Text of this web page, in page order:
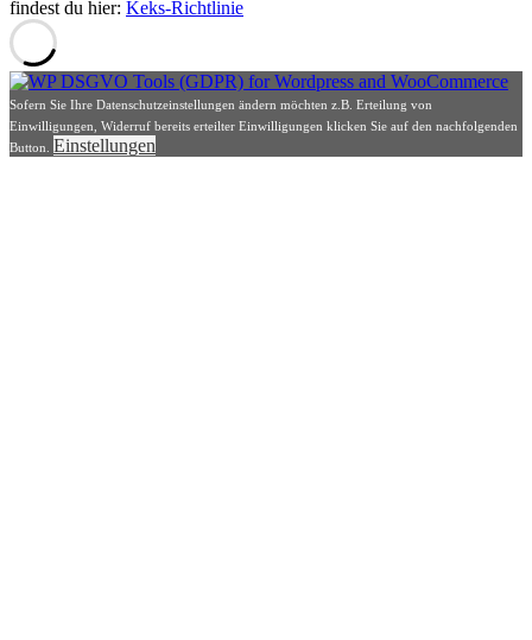
findest du hier: Keks-Richtlinie
Sofern Sie Ihre Datenschutzeinstellungen ändern möchten z.B. Erteilung von
Einwilligungen, Widerruf bereits erteilter Einwilligungen klicken Sie auf den nachfolgenden
Button. Einstellungen